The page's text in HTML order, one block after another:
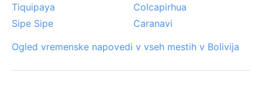
Tiquipaya
Colcapirhua
Sipe Sipe
Caranavi
Ogled vremenske napovedi v vseh mestih v Bolivija